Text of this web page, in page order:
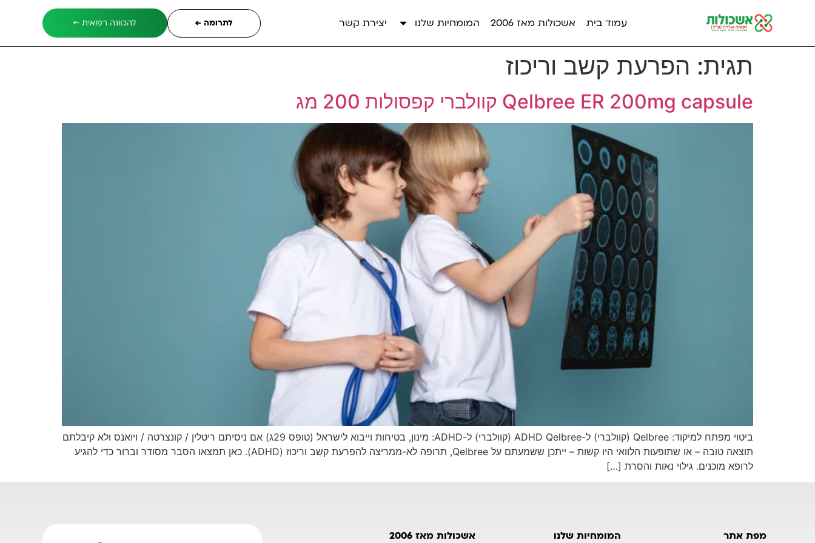
עמוד בית אשכולות מאז 2006 המומחיות שלנו יצירת קשר לתרומה ← להכוונה רפואית ←
תגית: הפרעת קשב וריכוז
Qelbree ER 200mg capsule קוולברי קפסולות 200 מג
ביטוי מפתח למיקוד: Qelbree (קוולברי) ל-ADHD Qelbree (קוולברי) ל-ADHD: מינון, בטיחות וייבוא לישראל (טופס 29ג) אם ניסיתם ריטלין / קונצרטה / ויואנס ולא קיבלתם
תוצאה טובה – או שתופעות הלוואי היו קשות – ייתכן ששמעתם על Qelbree, תרופה לא-ממריצה להפרעת קשב וריכוז (ADHD). כאן תמצאו הסבר מסודר וברור כדי להגיע
לרופא מוכנים. גילוי נאות והסרת […]
מפת אתר המומחיות שלנו
אשכולות מאז 2006